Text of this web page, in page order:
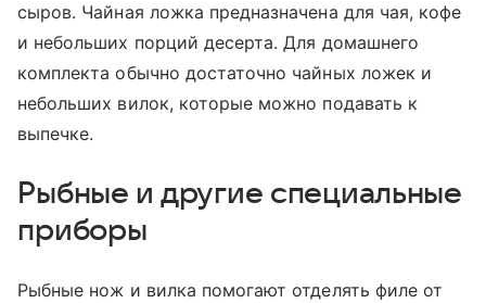
сыров. Чайная ложка предназначена для чая, кофе
и небольших порций десерта. Для домашнего
комплекта обычно достаточно чайных ложек и
небольших вилок, которые можно подавать к
выпечке.
Рыбные и другие специальные
приборы
Рыбные нож и вилка помогают отделять филе от